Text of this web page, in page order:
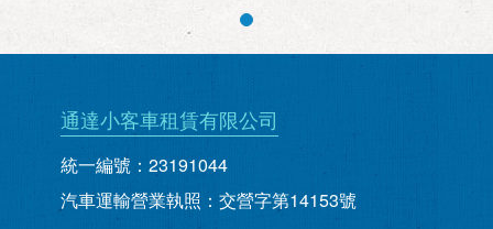
通達小客車租賃有限公司
統一編號：23191044
汽車運輸營業執照：交營字第14153號